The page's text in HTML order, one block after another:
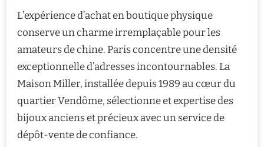
L’expérience d’achat en boutique physique
conserve un charme irremplaçable pour les
amateurs de chine. Paris concentre une densité
exceptionnelle d’adresses incontournables. La
Maison Miller, installée depuis 1989 au cœur du
quartier Vendôme, sélectionne et expertise des
bijoux anciens et précieux avec un service de
dépôt-vente de confiance.